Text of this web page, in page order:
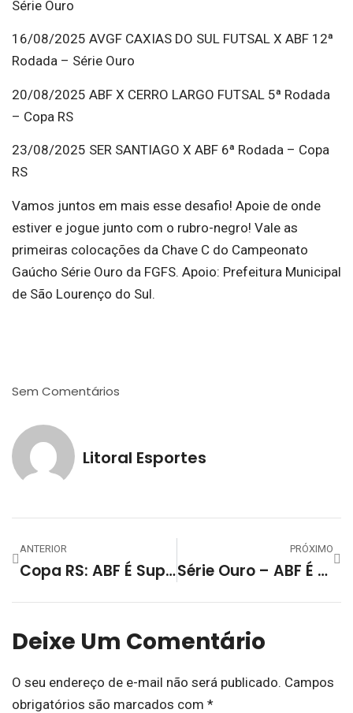
Série Ouro
16/08/2025 AVGF CAXIAS DO SUL FUTSAL X ABF 12ª
Rodada – Série Ouro
20/08/2025 ABF X CERRO LARGO FUTSAL 5ª Rodada
– Copa RS
23/08/2025 SER SANTIAGO X ABF 6ª Rodada – Copa
RS
Vamos juntos em mais esse desafio! Apoie de onde
estiver e jogue junto com o rubro-negro! Vale as
primeiras colocações da Chave C do Campeonato
Gaúcho Série Ouro da FGFS. Apoio: Prefeitura Municipal
de São Lourenço do Sul.
Sem Comentários
Litoral Esportes
ANTERIOR
Copa RS: ABF É Superada Por SER Santiago
PRÓXIMO
Série Ouro – ABF É Superada Em Cachoeira Do Sul
Deixe Um Comentário
O seu endereço de e-mail não será publicado. Campos
obrigatórios são marcados com *